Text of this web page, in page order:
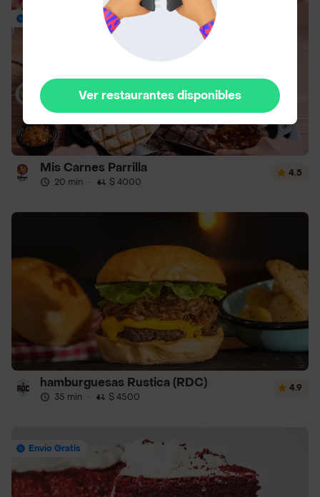
Mis Carnes Parrilla
20 min · $ 4000
4.5
hamburguesas Rustica (RDC)
35 min · $ 4500
4.9
Envío Gratis
Ver restaurantes disponibles